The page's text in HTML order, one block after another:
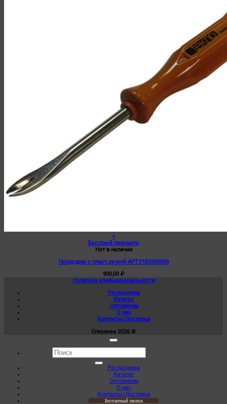
+
Быстрый просмотр
Нет в наличии
Гвоздодер с пласт.ручкой АРТ3182000000
900,00 ₽
Политика конфиденциальности
Распродажа
Каталог
Оптовикам
О нас
Контакты/Доставка
Сперанза 2026 ©
Искать:
Распродажа
Каталог
Оптовикам
О нас
Контакты/Доставка
Бесплатный звонок